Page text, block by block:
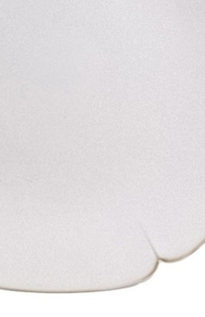
Блюдо круглое D8305, 31 см,
MIKASA
Набор бокалов для